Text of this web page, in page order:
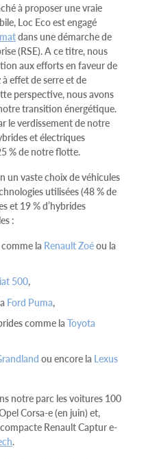
à proposer une vraie
Loc Eco est engagé
dans une démarche de
(RSE). A ce titre, nous
aux efforts en faveur de
effet de serre et de
perspective, nous avons
transition énergétique.
le verdissement de notre
et électriques
% de notre flotte.
un vaste choix de véhicules
utilisées (48 % de
et 19 % d’hybrides
:
la Renault Zoéou la
500,
Ford Puma,
comme laToyota
ou encore la Lexus
notre parc les voitures 100
Corsa-e (en juin) et,
Renault Captur e-
.